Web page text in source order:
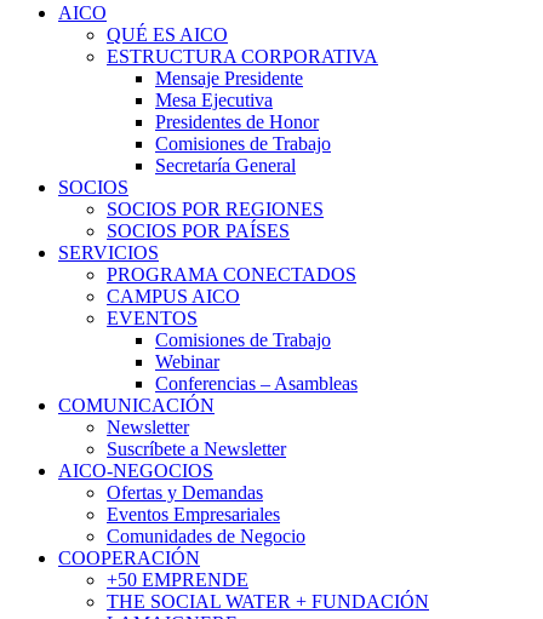
Close
AICO
QUÉ ES AICO
ESTRUCTURA CORPORATIVA
Mensaje Presidente
Mesa Ejecutiva
Presidentes de Honor
Comisiones de Trabajo
Secretaría General
SOCIOS
SOCIOS POR REGIONES
SOCIOS POR PAÍSES
SERVICIOS
PROGRAMA CONECTADOS
CAMPUS AICO
EVENTOS
Comisiones de Trabajo
Webinar
Conferencias – Asambleas
COMUNICACIÓN
Newsletter
Suscríbete a Newsletter
AICO-NEGOCIOS
Ofertas y Demandas
Eventos Empresariales
Comunidades de Negocio
COOPERACIÓN
+50 EMPRENDE
THE SOCIAL WATER + FUNDACIÓN